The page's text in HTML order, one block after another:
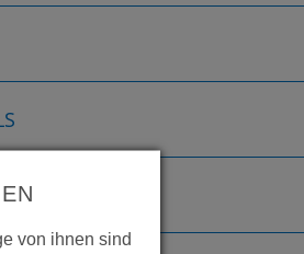
von ihnen sind